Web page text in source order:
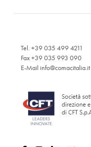
Tel. +39 035 499 4211
Fax +39 035 993 090
E-Mail info@comacitalia.it